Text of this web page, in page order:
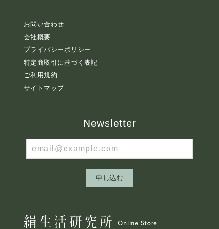
お問い合わせ
会社概要
プライバシーポリシー
特定商取引に基づく表記
ご利用規約
サイトマップ
Newsletter
申し込む